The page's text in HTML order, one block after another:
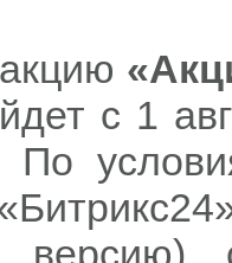
с 1
По